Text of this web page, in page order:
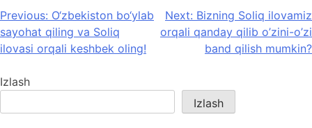
Post
menyusi
Previous: O‘zbekiston bo‘ylab
sayohat qiling va Soliq
ilovasi orqali keshbek oling!
Next: Bizning Soliq ilovamiz
orqali qanday qilib o’zini-o’zi
band qilish mumkin?
Izlash
Izlash